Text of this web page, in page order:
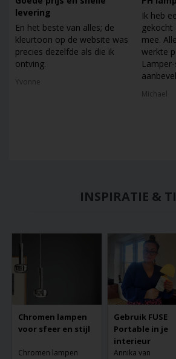
levering
En het beste van alles; de
kleurtoon op de website was
precies dezelfde als die ik
ontving.
Yvonne
Ik heb
gekocht
mee.
werkte
Michael
INSPIRATIE &
Chromen lampen
voor sfeer en stijl
Chromen lampen
Gebruik FUSE
Portable in je
interieur
Annika van